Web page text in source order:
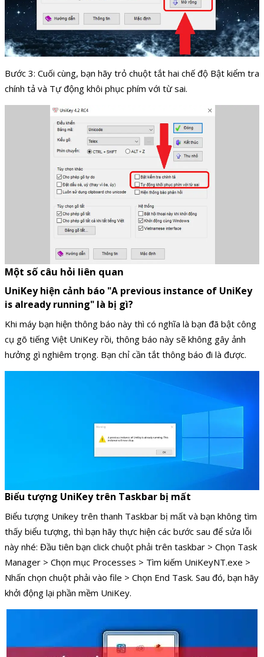
Bước 3: Cuối cùng, bạn hãy trỏ chuột tắt hai chế độ Bật kiểm tra
chính tả và Tự động khôi phục phím với từ sai.
Một số câu hỏi liên quan
UniKey hiện cảnh báo "A previous instance of UniKey
is already running" là bị gì?
Khi máy bạn hiện thông báo này thì có nghĩa là bạn đã bật công
cụ gõ tiếng Việt UniKey rồi, thông báo này sẽ không gây ảnh
hưởng gì nghiêm trọng. Bạn chỉ cần tắt thông báo đi là được.
Biểu tượng UniKey trên Taskbar bị mất
Biểu tượng Unikey trên thanh Taskbar bị mất và bạn không tìm
thấy biểu tượng, thì bạn hãy thực hiện các bước sau để sửa lỗi
này nhé: Đầu tiên bạn click chuột phải trên taskbar > Chọn Task
Manager > Chọn mục Processes > Tìm kiếm UniKeyNT.exe >
Nhấn chọn chuột phải vào file > Chọn End Task. Sau đó, bạn hãy
khởi động lại phần mềm UniKey.